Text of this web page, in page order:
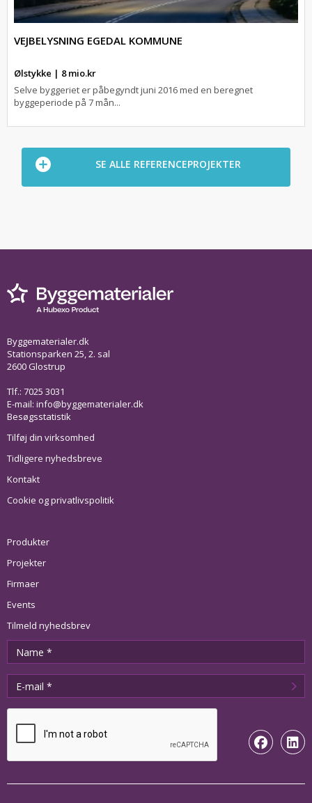
VEJBELYSNING EGEDAL KOMMUNE
Ølstykke | 8 mio.kr
Selve byggeriet er påbegyndt juni 2016 med en beregnet
byggeperiode på 7 mån...
SE ALLE REFERENCEPROJEKTER
Byggematerialer.dk
Stationsparken 25, 2. sal
2600 Glostrup
Tlf.: 7025 3031
E-mail: info@byggematerialer.dk
Besøgsstatistik
Tilføj din virksomhed
Tidligere nyhedsbreve
Kontakt
Cookie og privatlivspolitik
Produkter
Projekter
Firmaer
Events
Tilmeld nyhedsbrev